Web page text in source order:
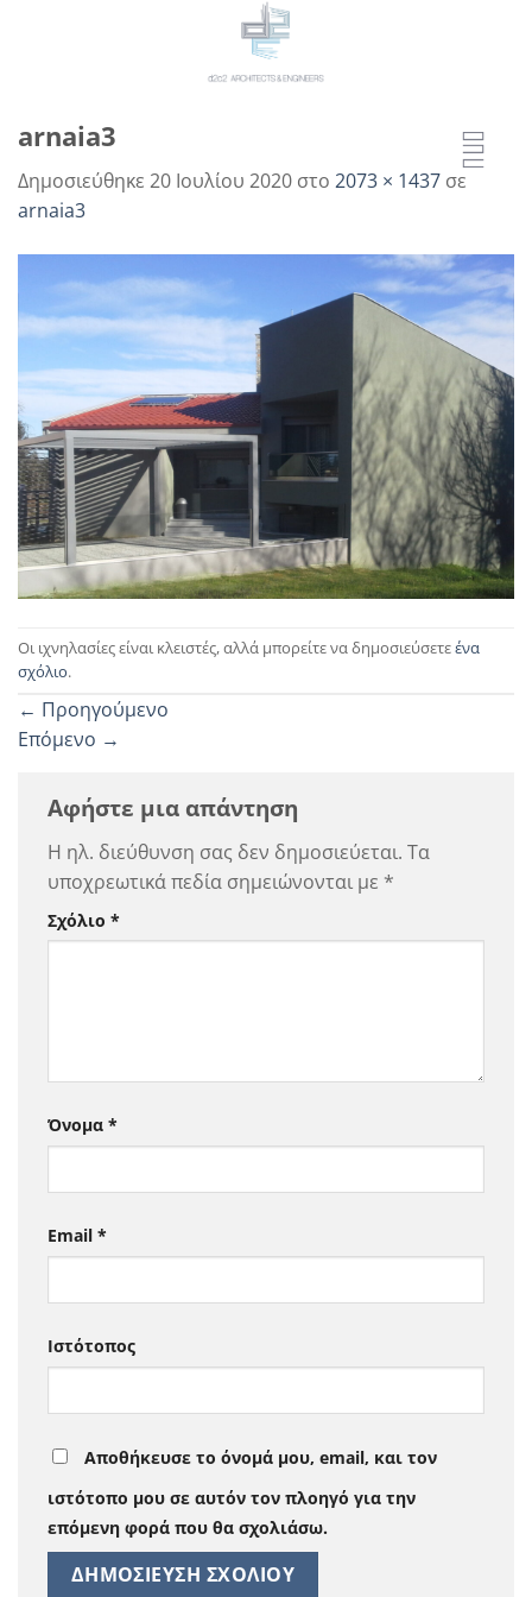
arnaia3
Δημοσιεύθηκε 20 Ιουλίου 2020 στο 2073 × 1437 σε
arnaia3
Οι ιχνηλασίες είναι κλειστές, αλλά μπορείτε να δημοσιεύσετεένα
σχόλιο.
← Προηγούμενο
Επόμενο →
Αφήστε μια απάντηση
Η ηλ. διεύθυνση σας δεν δημοσιεύεται. Τα
υποχρεωτικά πεδία σημειώνονται με *
Σχόλιο *
Όνομα *
Email *
Ιστότοπος
Αποθήκευσε το όνομά μου, email, και τον
ιστότοπο μου σε αυτόν τον πλοηγό για την
επόμενη φορά που θα σχολιάσω.